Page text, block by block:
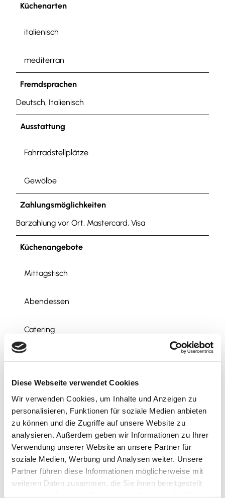
Diese Webseite verwendet Cookies
Wir verwenden Cookies, um Inhalte und Anzeigen zu
personalisieren, Funktionen für soziale Medien anbieten
zu können und die Zugriffe auf unsere Website zu
analysieren. Außerdem geben wir Informationen zu Ihrer
Verwendung unserer Website an unsere Partner für
soziale Medien, Werbung und Analysen weiter. Unsere
Partner führen diese Informationen möglicherweise mit
weiteren Daten zusammen, die Sie ihnen bereitgestellt
Küchenarten
italienisch
mediterran
Fremdsprachen
Deutsch, Italienisch
Ausstattung
Fahrradstellplätze
Gewölbe
Zahlungsmöglichkeiten
Barzahlung vor Ort, Mastercard, Visa
Küchenangebote
Mittagstisch
Abendessen
Catering
Social Media
Facebook
Instagram
YouTube
Weitere Infos
Hochzeiten und Essen zum Mitnehmen möglich
Autor:in